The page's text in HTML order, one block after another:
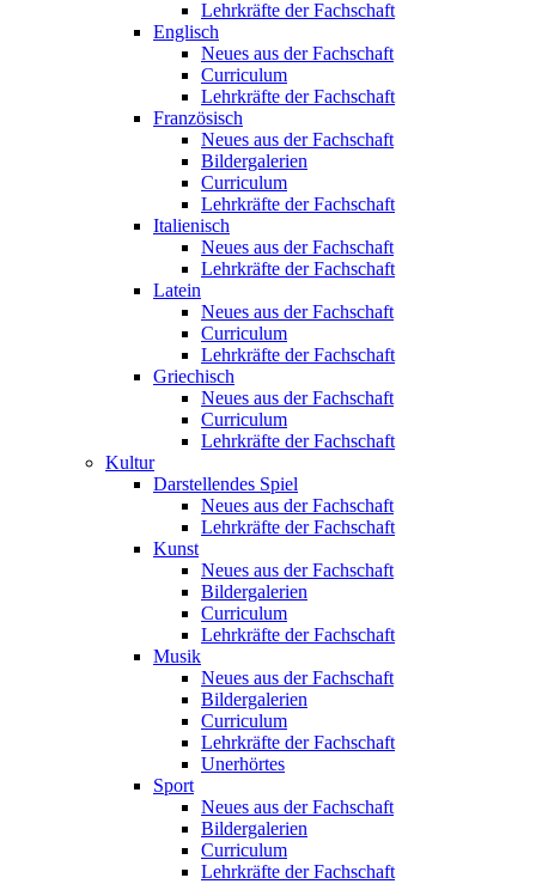
Lehrkräfte der Fachschaft
Englisch
Neues aus der Fachschaft
Curriculum
Lehrkräfte der Fachschaft
Französisch
Neues aus der Fachschaft
Bildergalerien
Curriculum
Lehrkräfte der Fachschaft
Italienisch
Neues aus der Fachschaft
Lehrkräfte der Fachschaft
Latein
Neues aus der Fachschaft
Curriculum
Lehrkräfte der Fachschaft
Griechisch
Neues aus der Fachschaft
Curriculum
Lehrkräfte der Fachschaft
Kultur
Darstellendes Spiel
Neues aus der Fachschaft
Lehrkräfte der Fachschaft
Kunst
Neues aus der Fachschaft
Bildergalerien
Curriculum
Lehrkräfte der Fachschaft
Musik
Neues aus der Fachschaft
Bildergalerien
Curriculum
Lehrkräfte der Fachschaft
Unerhörtes
Sport
Neues aus der Fachschaft
Bildergalerien
Curriculum
Lehrkräfte der Fachschaft